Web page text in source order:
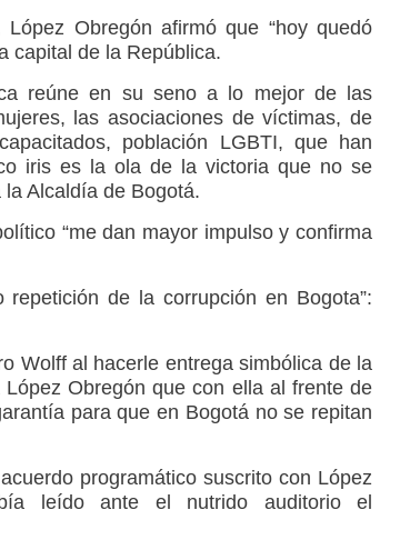
Obregón afirmó que “hoy quedó
capital de la República.
reúne en su seno a lo mejor de las
las asociaciones de víctimas, de
población LGBTI, que han
iris es la ola de la victoria que no se
Alcaldía de Bogotá.
“me dan mayor impulso y confirma
de la corrupción en Bogota”:
Wolff al hacerle entrega simbólica de la
Obregón que con ella al frente de
para que en Bogotá no se repitan
programático suscrito con López
leído ante el nutrido auditorio el